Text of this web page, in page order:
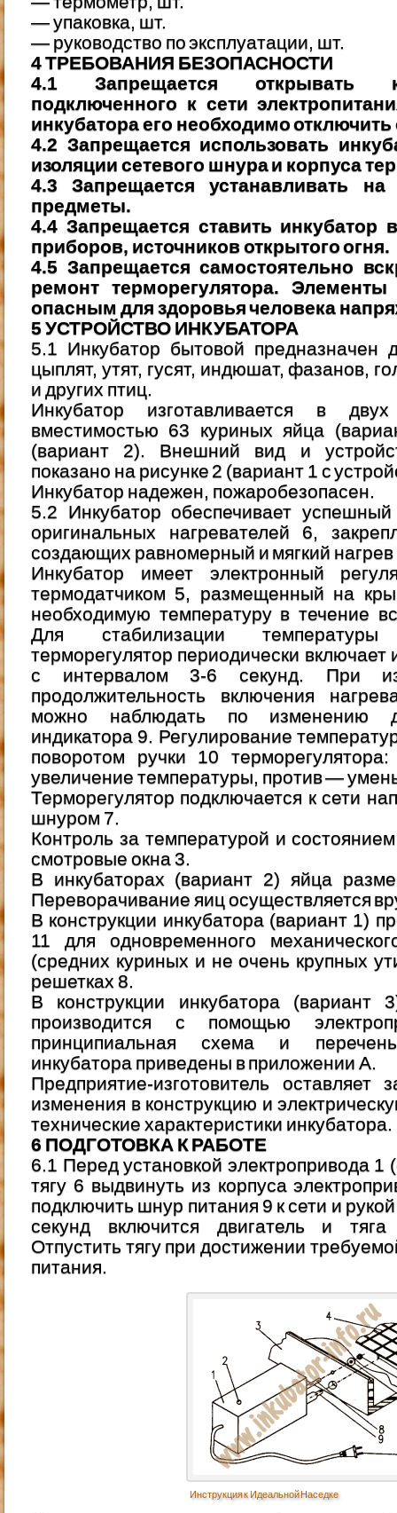
— упаковка, шт.
— руководство по эксплуатации, шт.
4 ТРЕБОВАНИЯ БЕЗОПАСНОСТИ
4.1 Запрещается открывать
подключенного к сети
инкубатора его необходимо отключить
4.2 Запрещается использовать
изоляции сетевого шнура и корпуса
4.3 Запрещается устанавливать на
предметы.
4.4 Запрещается ставить инкубатор
приборов, источников открытого огня.
4.5 Запрещается самостоятельно
ремонт терморегулятора.
опасным для здоровья человека
5 УСТРОЙСТВО ИНКУБАТОРА
5.1 Инкубатор бытовой предназначен
цыплят, утят, гусят, индюшат, фазанов,
и других птиц.
Инкубатор изготавливается в
вместимостью 63 куриных яйца
(вариант 2). Внешний вид и
показано на рисунке 2 (вариант 1 с
Инкубатор надежен, пожаробезопасен.
5.2 Инкубатор обеспечивает
оригинальных нагревателей 6,
создающих равномерный и мягкий
Инкубатор имеет электронный
термодатчиком 5, размещенный на
необходимую температуру в течение
Для стабилизации
терморегулятор периодически включает
с интервалом 3-6 секунд. При
продолжительность включения
можно наблюдать по изменению
индикатора 9. Регулирование
поворотом ручки 10
увеличение температуры, против —
Терморегулятор подключается к сети
шнуром 7.
Контроль за температурой и
смотровые окна 3.
B инкубаторах (вариант 2) яйца
Переворачивание яиц осуществляется
В конструкции инкубатора (вариант 1)
11 для одновременного
(средних куриных и не очень крупных
решетках 8.
В конструкции инкубатора (вариант
производится с помощью
принципиальная схема и перечень
инкубатора приведены в приложении А.
Предприятие-изготовитель
изменения в конструкцию и
технические характеристики инкубатора.
6 ПОДГОТОВКА К РАБОТЕ
6.1 Перед установкой электропривода 1
тягу 6 выдвинуть из корпуса
подключить шнур питания 9 к сети и
секунд включится двигатель и
Отпустить тягу при достижении
питания.
Инструкция к Идеальной Наседке